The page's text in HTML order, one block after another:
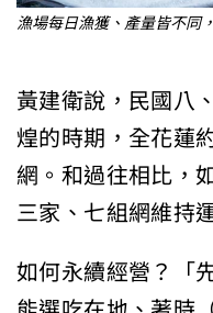
漁場每日漁獲、產量皆不同
黃建衛說，民國八
煌的時期，全花蓮
網。和過往相比，
三家、七組網維持
如何永續經營？「